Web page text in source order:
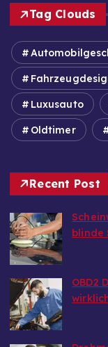
Tag Clouds
Luxusauto
Oldtimer
Recent Post
blinde
OBD2